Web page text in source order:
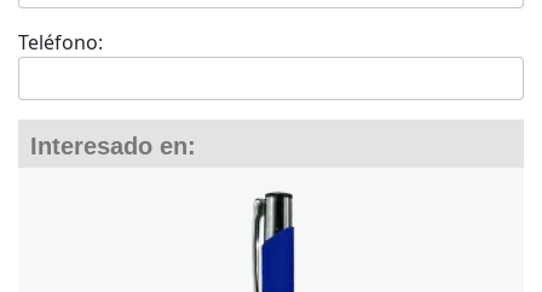
Teléfono:
Interesado en: